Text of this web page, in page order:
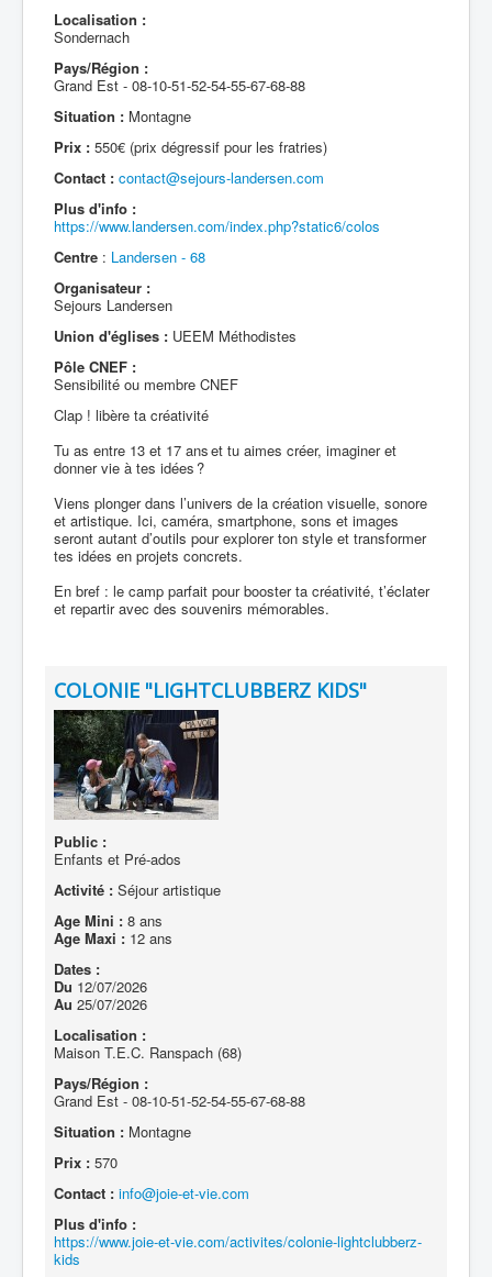
Localisation :
Sondernach
Pays/Région :
Grand Est - 08-10-51-52-54-55-67-68-88
Situation : Montagne
Prix : 550€ (prix dégressif pour les fratries)
Contact : contact@sejours-landersen.com
Plus d'info :
https://www.landersen.com/index.php?static6/colos
Centre : Landersen - 68
Organisateur :
Sejours Landersen
Union d'églises : UEEM Méthodistes
Pôle CNEF :
Sensibilité ou membre CNEF
Clap ! libère ta créativité
Tu as entre 13 et 17 ans et tu aimes créer, imaginer et
donner vie à tes idées ?
Viens plonger dans l’univers de la création visuelle, sonore
et artistique. Ici, caméra, smartphone, sons et images
seront autant d’outils pour explorer ton style et transformer
tes idées en projets concrets.
En bref : le camp parfait pour booster ta créativité, t’éclater
et repartir avec des souvenirs mémorables.
COLONIE "LIGHTCLUBBERZ KIDS"
Public :
Enfants et Pré-ados
Activité : Séjour artistique
Age Mini : 8 ans
Age Maxi : 12 ans
Dates :
Du 12/07/2026
Au 25/07/2026
Localisation :
Maison T.E.C. Ranspach (68)
Pays/Région :
Grand Est - 08-10-51-52-54-55-67-68-88
Situation : Montagne
Prix : 570
Contact : info@joie-et-vie.com
Plus d'info :
https://www.joie-et-vie.com/activites/colonie-lightclubberz-
kids